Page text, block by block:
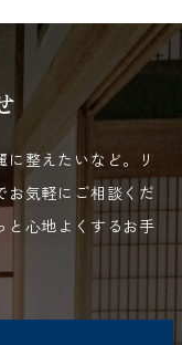
整えたいなど。
リ
お気軽にご相談くだ
と心地よくするお手